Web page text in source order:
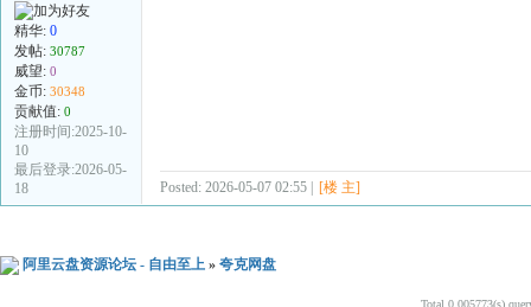
精华: 0
发帖: 30787
威望: 0
金币: 30348
贡献值: 0
注册时间:2025-10-
10
最后登录:2026-05-
18
Posted: 2026-05-07 02:55 | [楼 主]
阿里云盘资源论坛 - 自由至上 » 夸克网盘
Total 0.005773(s)